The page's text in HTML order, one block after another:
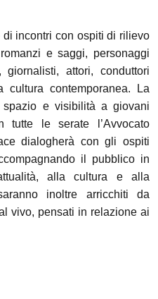
di incontri con ospiti di rilievo
e saggi, personaggi
attori, conduttori
cultura contemporanea. La
spazio e visibilità a giovani
tutte le serate l’Avvocato
dialogherà con gli ospiti
il pubblico in
alla cultura e alla
inoltre arricchiti da
vivo, pensati in relazione ai